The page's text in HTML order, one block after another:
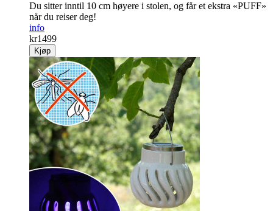
Du sitter inntil 10 cm høyere i stolen, og får et ekstra «PUFF»
når du reiser deg!
info
kr1499
Kjøp